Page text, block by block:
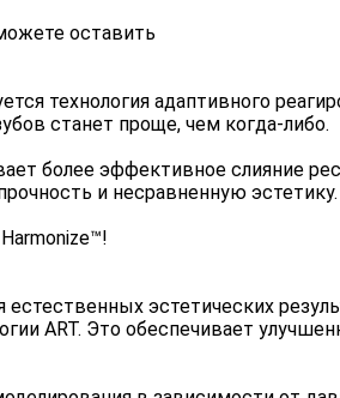
оставить
технология адаптивного
станет проще, чем когда-либо.
более эффективное слияние
и несравненную эстетику.
эстетических
ART. Это обеспечивает